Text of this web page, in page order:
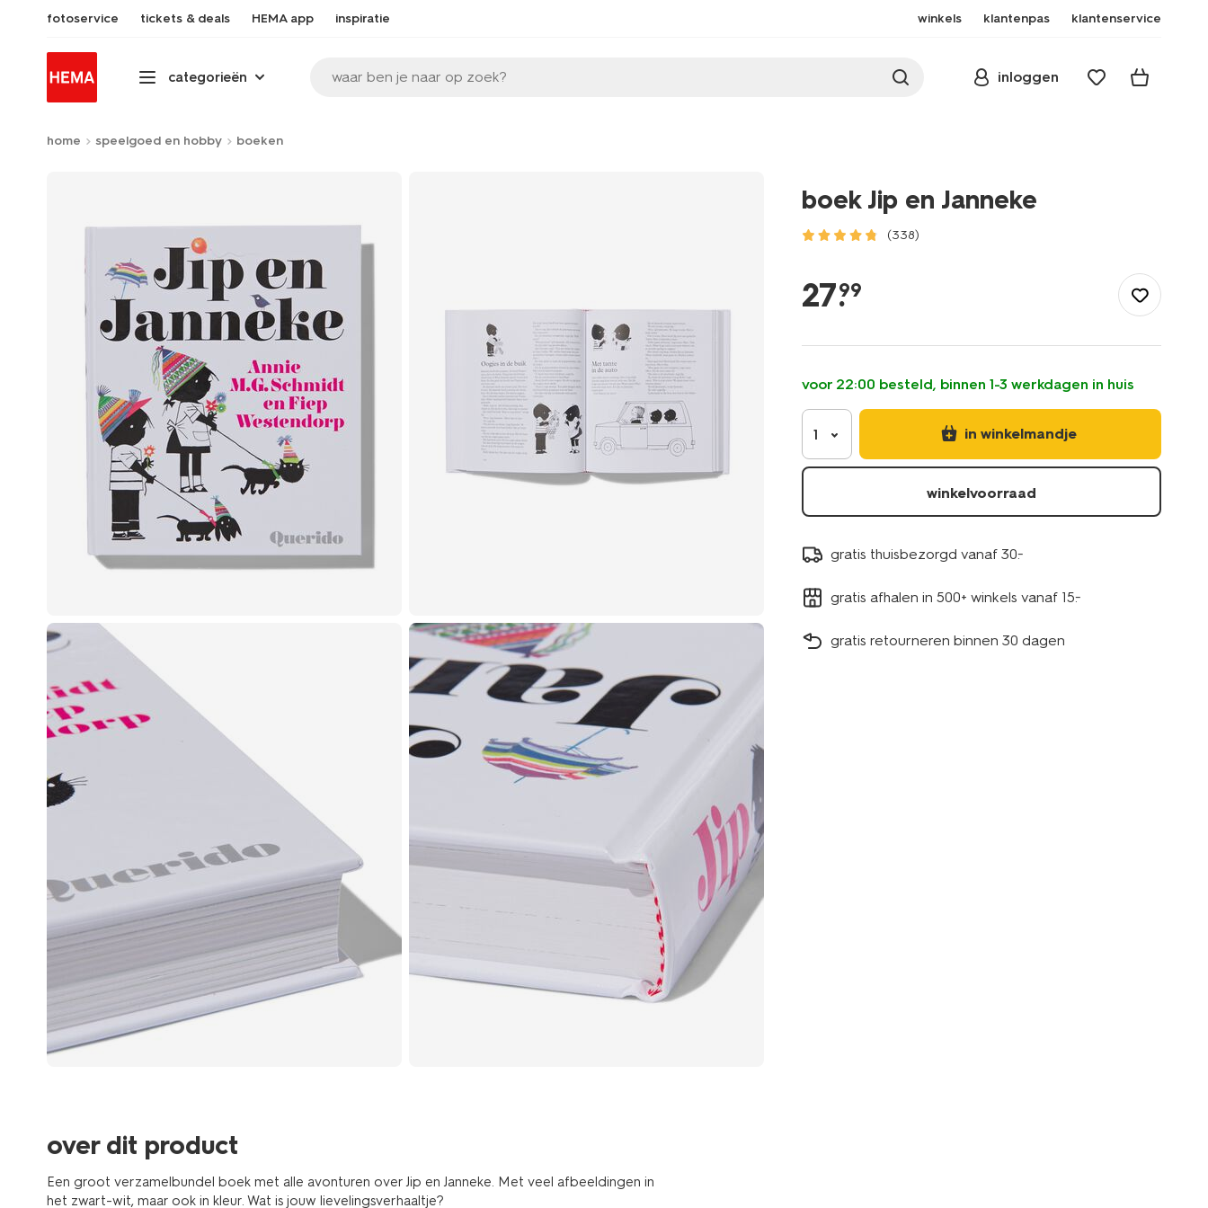
fotoservice tickets & deals HEMA app inspiratie winkels klantenpas klantenservice
categorieën waar ben je naar op zoek? inloggen
home speelgoed en hobby boeken
over dit product
Een groot verzamelbundel boek met alle avonturen over Jip en Janneke. Met veel afbeeldingen in
het zwart-wit, maar ook in kleur. Wat is jouw lievelingsverhaaltje?
boek Jip en Janneke
(338)
jip-
27.
99
voor 22:00 besteld, binnen 1-3 werkdagen in huis
1 in winkelmandje
winkelvoorraad
gratis thuisbezorgd vanaf 30.-
gratis afhalen in 500+ winkels vanaf 15.-
gratis retourneren binnen 30 dagen